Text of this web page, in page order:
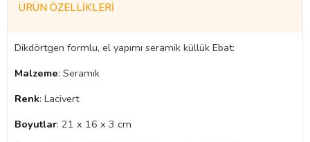
ÜRÜN ÖZELLIKLERI
Dikdörtgen formlu, el yapımı seramik küllük Ebat:
Malzeme: Seramik
Renk: Lacivert
Boyutlar: 21 x 16 x 3 cm